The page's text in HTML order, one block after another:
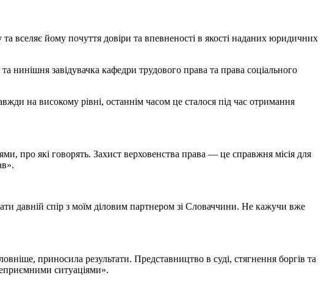
вселяє йому почуття довіри та впевненості в якості наданих юридичних
завідувачка кафедри трудового права та права соціального
на високому рівні, останнім часом це сталося під час отримання
про які говорять. Захист верховенства права — це справжня місія для
давній спір з моїм діловим партнером зі Словаччини. Не кажучи вже
приносила результати. Представництво в суді, стягнення боргів та
ситуаціями».